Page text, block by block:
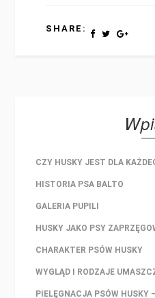
SHARE:
CZY HUSKY JEST DLA
HISTORIA PSA BALTO
GALERIA PUPILI
HUSKY JAKO PSY
CHARAKTER PSÓW HUSKY
WYGLĄD I RODZAJE
PIELĘGNACJA PSÓW HUSKY